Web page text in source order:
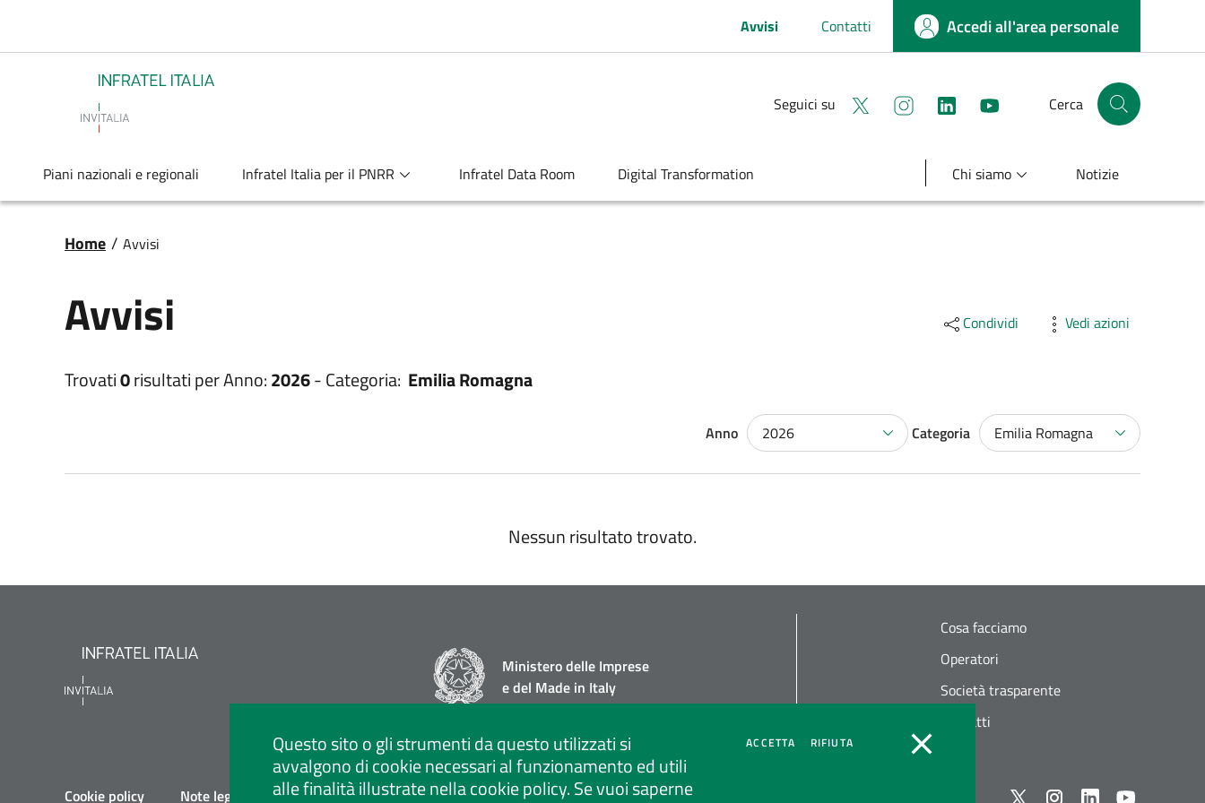
Avvisi Contatti Accedi all'area personale
Infratel Seguici su Seguici su XSeguici su instagram
linkedin youtubeCerca Cerca nel sito
Piani nazionali e regionali Infratel Italia per il PNRR Infratel Data Room Digital Transformation Chi siamo Notizie
Briciole di pane
Home / Avvisi
Avvisi Condividi Vedi azioni
Trovati0risultati perAnno:2026-Categoria: Emilia Romagna
Anno 2026 Categoria Emilia Romagna
Nessun risultato trovato.
Questo sito o gli strumenti da questo utilizzati si
avvalgono di cookie necessari al funzionamento ed utili
alle finalità illustrate nella cookie policy. Se vuoi saperne
ACCETTA COOKIES
RIFIUTACOOKIES
Ministero delle Imprese
e del Made in Italy
Cosa facciamo
Operatori
Società trasparente
Contatti
Cookie policy Note legali Privacy policy Social media policy Privacy policy call center Seguici su Xinstagram
linkedin